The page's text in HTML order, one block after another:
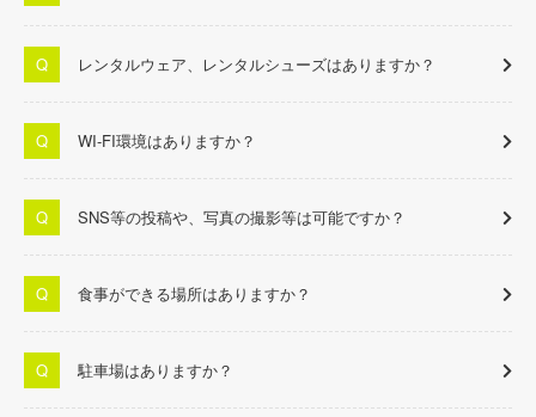
レンタルウェア、レンタルシューズはありますか？
WI-FI環境はありますか？
SNS等の投稿や、写真の撮影等は可能ですか？
食事ができる場所はありますか？
駐車場はありますか？